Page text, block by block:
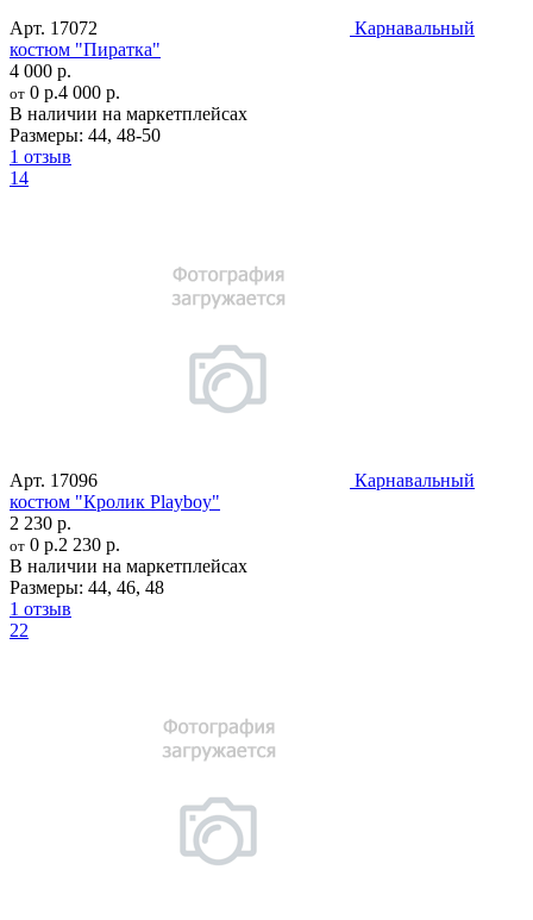
Арт. 17072
Карнавальный
костюм "Пиратка"
4 000 р.
от 0 р.4 000 р.
В наличии на маркетплейсах
Размеры: 44, 48-50
1 отзыв
14
Арт. 17096
Карнавальный
костюм "Кролик Playboy"
2 230 р.
от 0 р.2 230 р.
В наличии на маркетплейсах
Размеры: 44, 46, 48
1 отзыв
22